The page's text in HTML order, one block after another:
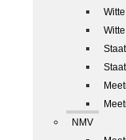
NMV